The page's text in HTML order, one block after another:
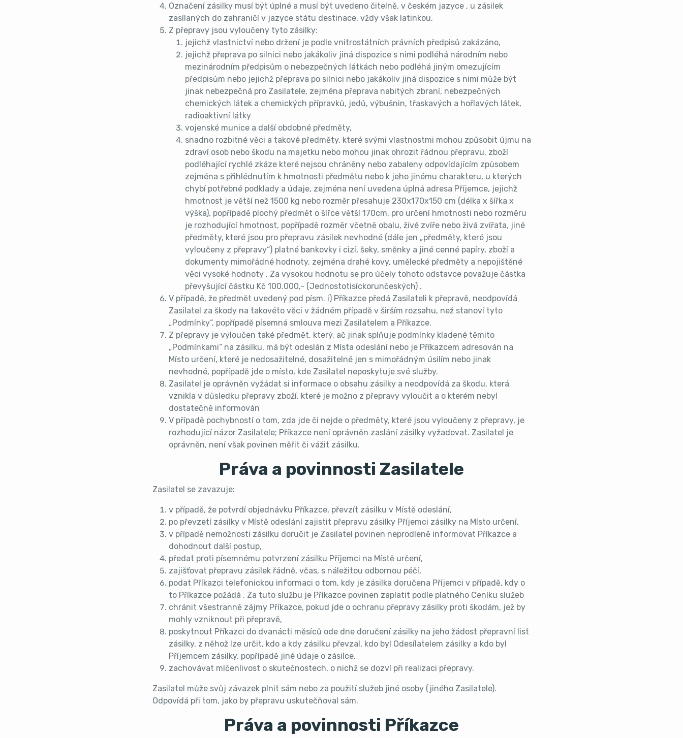
Označení zásilky musí být úplné a musí být uvedeno čitelně, v českém jazyce , u zásilek
zasílaných do zahraničí v jazyce státu destinace, vždy však latinkou.
Z přepravy jsou vyloučeny tyto zásilky:
jejichž vlastnictví nebo držení je podle vnitrostátních právních předpisů zakázáno,
jejichž přeprava po silnici nebo jakákoliv jiná dispozice s nimi podléhá národním nebo
mezinárodním předpisům o nebezpečných látkách nebo podléhá jiným omezujícím
předpisům nebo jejichž přeprava po silnici nebo jakákoliv jiná dispozice s nimi může být
jinak nebezpečná pro Zasilatele, zejména přeprava nabitých zbraní, nebezpečných
chemických látek a chemických přípravků, jedů, výbušnin, třaskavých a hořlavých látek,
radioaktivní látky
vojenské munice a další obdobné předměty,
snadno rozbitné věci a takové předměty, které svými vlastnostmi mohou způsobit újmu na
zdraví osob nebo škodu na majetku nebo mohou jinak ohrozit řádnou přepravu, zboží
podléhající rychlé zkáze které nejsou chráněny nebo zabaleny odpovídajícím způsobem
zejména s přihlédnutím k hmotnosti předmětu nebo k jeho jinému charakteru, u kterých
chybí potřebné podklady a údaje, zejména není uvedena úplná adresa Příjemce, jejichž
hmotnost je větší než 1500 kg nebo rozměr přesahuje 230x170x150 cm (délka x šířka x
výška), popřípadě plochý předmět o šířce větší 170cm, pro určení hmotnosti nebo rozměru
je rozhodující hmotnost, popřípadě rozměr včetně obalu, živé zvíře nebo živá zvířata, jiné
předměty, které jsou pro přepravu zásilek nevhodné (dále jen „předměty, které jsou
vyloučeny z přepravy“) platné bankovky i cizí, šeky, směnky a jiné cenné papíry, zboží a
dokumenty mimořádné hodnoty, zejména drahé kovy, umělecké předměty a nepojištěné
věci vysoké hodnoty . Za vysokou hodnotu se pro účely tohoto odstavce považuje částka
převyšující částku Kč 100.000,- (Jednostotisíckorunčeských) .
V případě, že předmět uvedený pod písm. i) Příkazce předá Zasilateli k přepravě, neodpovídá
Zasilatel za škody na takovéto věci v žádném případě v širším rozsahu, než stanoví tyto
„Podmínky“, popřípadě písemná smlouva mezi Zasilatelem a Příkazce.
Z přepravy je vyloučen také předmět, který, ač jinak splňuje podmínky kladené těmito
„Podmínkami“ na zásilku, má být odeslán z Místa odeslání nebo je Příkazcem adresován na
Místo určení, které je nedosažitelné, dosažitelné jen s mimořádným úsilím nebo jinak
nevhodné, popřípadě jde o místo, kde Zasilatel neposkytuje své služby.
Zasilatel je oprávněn vyžádat si informace o obsahu zásilky a neodpovídá za škodu, která
vznikla v důsledku přepravy zboží, které je možno z přepravy vyloučit a o kterém nebyl
dostatečně informován
V případě pochybností o tom, zda jde či nejde o předměty, které jsou vyloučeny z přepravy, je
rozhodující názor Zasilatele; Příkazce není oprávněn zaslání zásilky vyžadovat. Zasilatel je
oprávněn, není však povinen měřit či vážit zásilku.
Práva a povinnosti Zasilatele
Zasilatel se zavazuje:
v případě, že potvrdí objednávku Příkazce, převzít zásilku v Místě odeslání,
po převzetí zásilky v Místě odeslání zajistit přepravu zásilky Příjemci zásilky na Místo určení,
v případě nemožnosti zásilku doručit je Zasilatel povinen neprodleně informovat Příkazce a
dohodnout další postup,
předat proti písemnému potvrzení zásilku Příjemci na Místě určení,
zajišťovat přepravu zásilek řádně, včas, s náležitou odbornou péčí,
podat Příkazci telefonickou informaci o tom, kdy je zásilka doručena Příjemci v případě, kdy o
to Příkazce požádá . Za tuto službu je Příkazce povinen zaplatit podle platného Ceníku služeb
chránit všestranně zájmy Příkazce, pokud jde o ochranu přepravy zásilky proti škodám, jež by
mohly vzniknout při přepravě,
poskytnout Příkazci do dvanácti měsíců ode dne doručení zásilky na jeho žádost přepravní list
zásilky, z něhož lze určit, kdo a kdy zásilku převzal, kdo byl Odesílatelem zásilky a kdo byl
Příjemcem zásilky, popřípadě jiné údaje o zásilce,
zachovávat mlčenlivost o skutečnostech, o nichž se dozví při realizaci přepravy.
Zasilatel může svůj závazek plnit sám nebo za použití služeb jiné osoby (jiného Zasilatele).
Odpovídá při tom, jako by přepravu uskutečňoval sám.
Práva a povinnosti Příkazce